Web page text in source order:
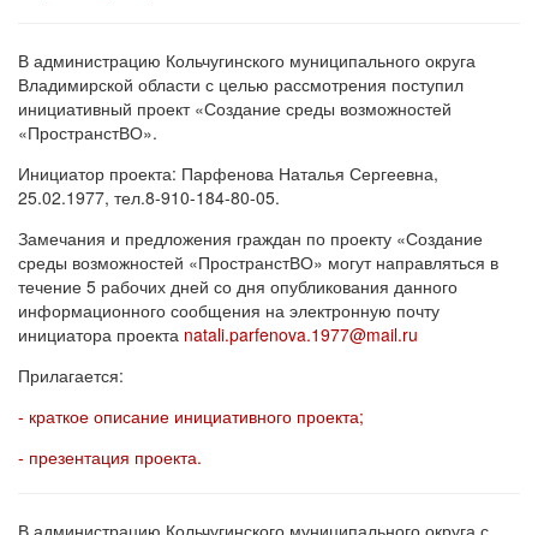
В администрацию Кольчугинского муниципального округа
Владимирской области с целью рассмотрения поступил
инициативный проект «Создание среды возможностей
«ПространстВО».
Инициатор проекта: Парфенова Наталья Сергеевна,
25.02.1977, тел.8-910-184-80-05.
Замечания и предложения граждан по проекту «Создание
среды возможностей «ПространстВО» могут направляться в
течение 5 рабочих дней со дня опубликования данного
информационного сообщения на электронную почту
инициатора проекта natali.parfenova.1977@mail.ru
Прилагается:
- краткое описание инициативного проекта;
- презентация проекта.
В администрацию Кольчугинского муниципального округа с